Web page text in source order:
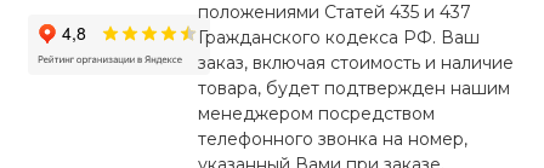
положениями Статей 435 и 437
Гражданского кодекса РФ. Ваш
заказ, включая стоимость и наличие
товара, будет подтвержден нашим
менеджером посредством
телефонного звонка на номер,